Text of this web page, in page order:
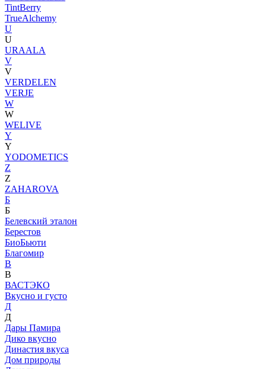
TintBerry
TrueAlchemy
U
U
URAALA
V
V
VERDELEN
VERJE
W
W
WELIVE
Y
Y
YODOMETICS
Z
Z
ZAHAROVA
Б
Б
Белевский эталон
Берестов
БиоБьюти
Благомир
В
В
ВАСТЭКО
Вкусно и густо
Д
Д
Дары Памира
Дико вкусно
Династия вкуса
Дом природы